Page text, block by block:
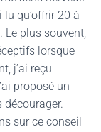
lu qu’offrir 20 à
Le plus souvent,
lorsque
j’ai reçu
proposé un
décourager.
sur ce conseil